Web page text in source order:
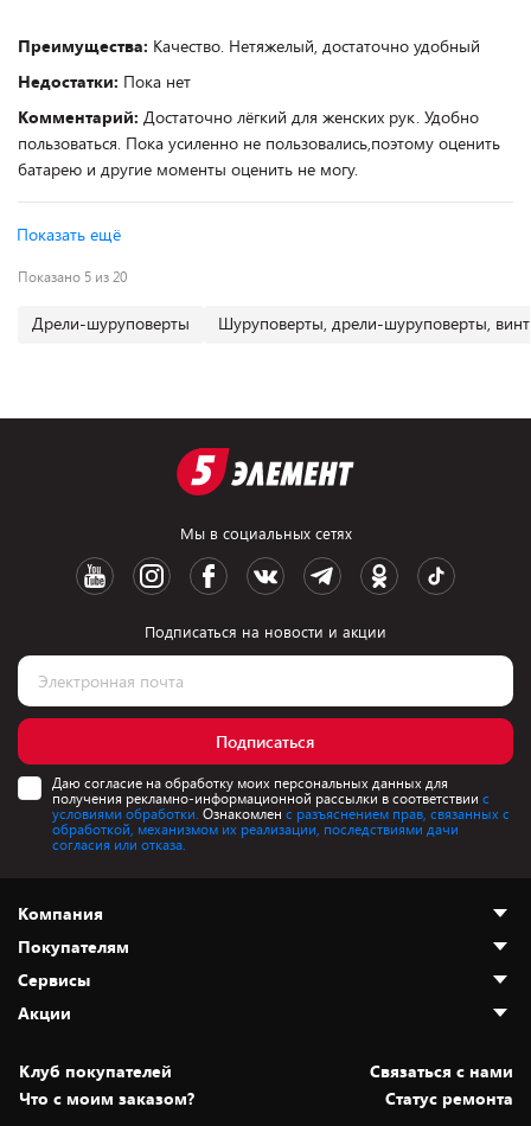
Преимущества: Качество. Нетяжелый, достаточно удобный
Недостатки: Пока нет
Комментарий: Достаточно лёгкий для женских рук. Удобно
пользоваться. Пока усиленно не пользовались,поэтому оценить
батарею и другие моменты оценить не могу.
Показать ещё
Показано 5 из 20
Дрели-шуруповерты Шуруповерты, дрели-шуруповерты,
Мы в социальных сетях
Подписаться на новости и акции
Подписаться
Даю согласие на обработку моих персональных данных для
получения рекламно-информационной рассылки в соответствии с
условиями обработки. Ознакомлен с разъяснением прав, связанных с
обработкой, механизмом их реализации, последствиями дачи
согласия или отказа.
Компания
О нас
Адреса магазинов
Новости
Статьи и обзоры
Вакансии
Покупателям
Как сделать заказ
Оплата и доставка
Безналичный расчёт
Обмен и возврат товара
Сервисы
Установка техники
Для игровых консолей
Акции
Скидки и промокоды
Белорусские товары
Клуб покупателей
Cвязаться с нами
Что с моим заказом?
Статус ремонта